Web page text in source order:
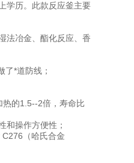
学历。此款反应釜主要
法冶金、酯化反应、香
*道防线；
的1.5--2倍，寿命比
和操作方便性；
（哈氏合金